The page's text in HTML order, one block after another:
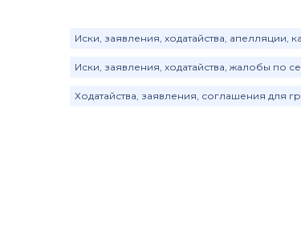
Иски, заявления, ходатайства, апелляции,
Иски, заявления, ходатайства, жалобы по
Ходатайства, заявления, соглашения для